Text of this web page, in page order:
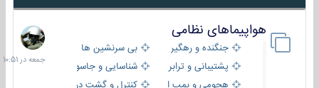
هواپیماهای نظامی
جنگنده و رهگیر
بی سرنشین ها
پشتیبانی و ترابری
شناسایی و جاسوسی
هجومی و بمب افکن
کنترل و گشت دریایی
جمعه
در
10:51